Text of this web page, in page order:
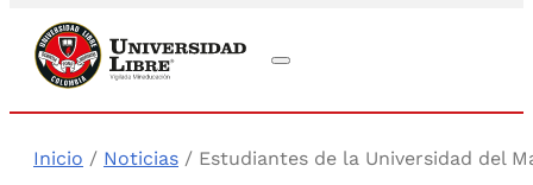
Inicio / Noticias / Estudiantes de la Universidad del